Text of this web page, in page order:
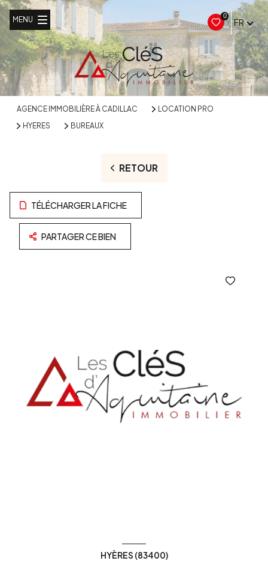
0
FR
MENU
AGENCE IMMOBILIÈRE À CADILLAC
LOCATION PRO
HYERES
BUREAUX
RETOUR
TÉLÉCHARGER LA FICHE
PARTAGER CE BIEN
HYÈRES (83400)